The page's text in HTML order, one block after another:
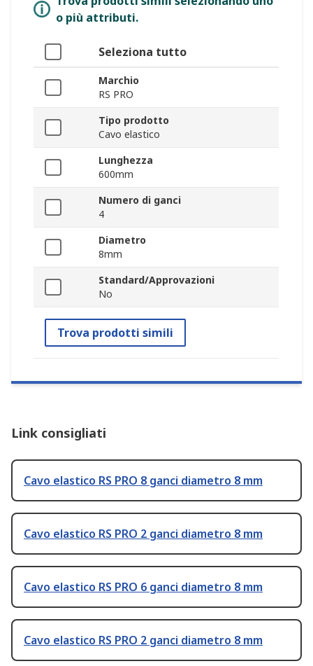
o più attributi.
Seleziona tutto
Marchio
RS PRO
Tipo prodotto
Cavo elastico
Lunghezza
600mm
Numero di ganci
4
Diametro
8mm
Standard/Approvazioni
No
Trova prodotti simili
Link consigliati
Cavo elastico RS PRO 8 ganci diametro 8 mm
Cavo elastico RS PRO 2 ganci diametro 8 mm
Cavo elastico RS PRO 6 ganci diametro 8 mm
Cavo elastico RS PRO 2 ganci diametro 8 mm